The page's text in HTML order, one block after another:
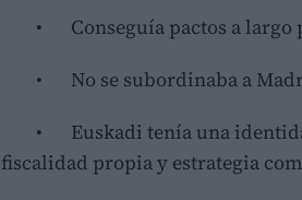
•
Conseguía pactos a largo
•
No se subordinaba a
•
Euskadi tenía una
fiscalidad propia y estrategia